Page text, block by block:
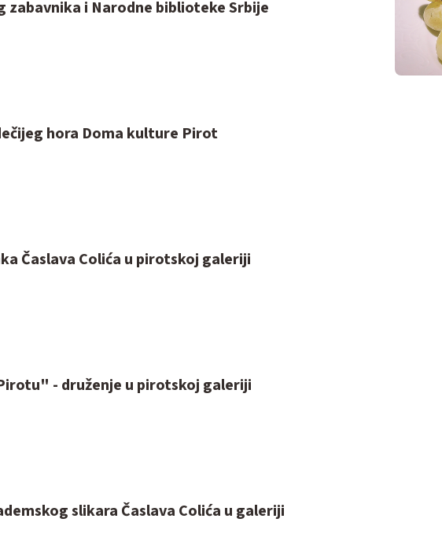
i Narodne biblioteke Srbije
hora Doma kulture Pirot
Časlava Colića u pirotskoj galeriji
- druženje u pirotskoj galeriji
slikara Časlava Colića u galeriji